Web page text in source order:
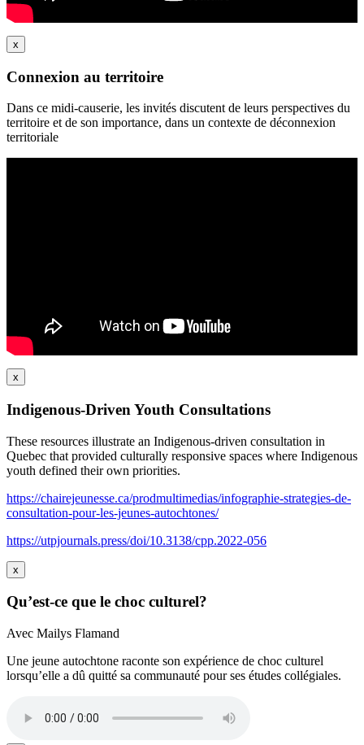
x
Connexion au territoire
Dans ce midi-causerie, les invités discutent de leurs perspectives du
territoire et de son importance, dans un contexte de déconnexion
territoriale
x
Indigenous-Driven Youth Consultations
These resources illustrate an Indigenous-driven consultation in
Quebec that provided culturally responsive spaces where Indigenous
youth defined their own priorities.
https://chairejeunesse.ca/prodmultimedias/infographie-strategies-de-
consultation-pour-les-jeunes-autochtones/
https://utpjournals.press/doi/10.3138/cpp.2022-056
x
Qu’est-ce que le choc culturel?
Avec Mailys Flamand
Une jeune autochtone raconte son expérience de choc culturel
lorsqu’elle a dû quitté sa communauté pour ses études collégiales.